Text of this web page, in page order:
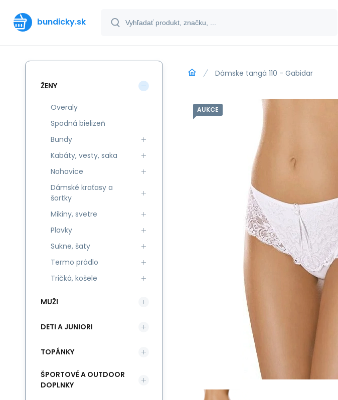
bundicky.sk
Dámske tangá 110 - Gabidar
AUKCE
ŽENY
Overaly
Spodná bielizeň
Bundy
Kabáty, vesty, saka
Nohavice
Dámské kraťasy a
šortky
Mikiny, svetre
Plavky
Sukne, šaty
Termo prádlo
Tričká, košele
MUŽI
DETI A JUNIORI
TOPÁNKY
ŠPORTOVÉ A OUTDOOR
DOPLNKY